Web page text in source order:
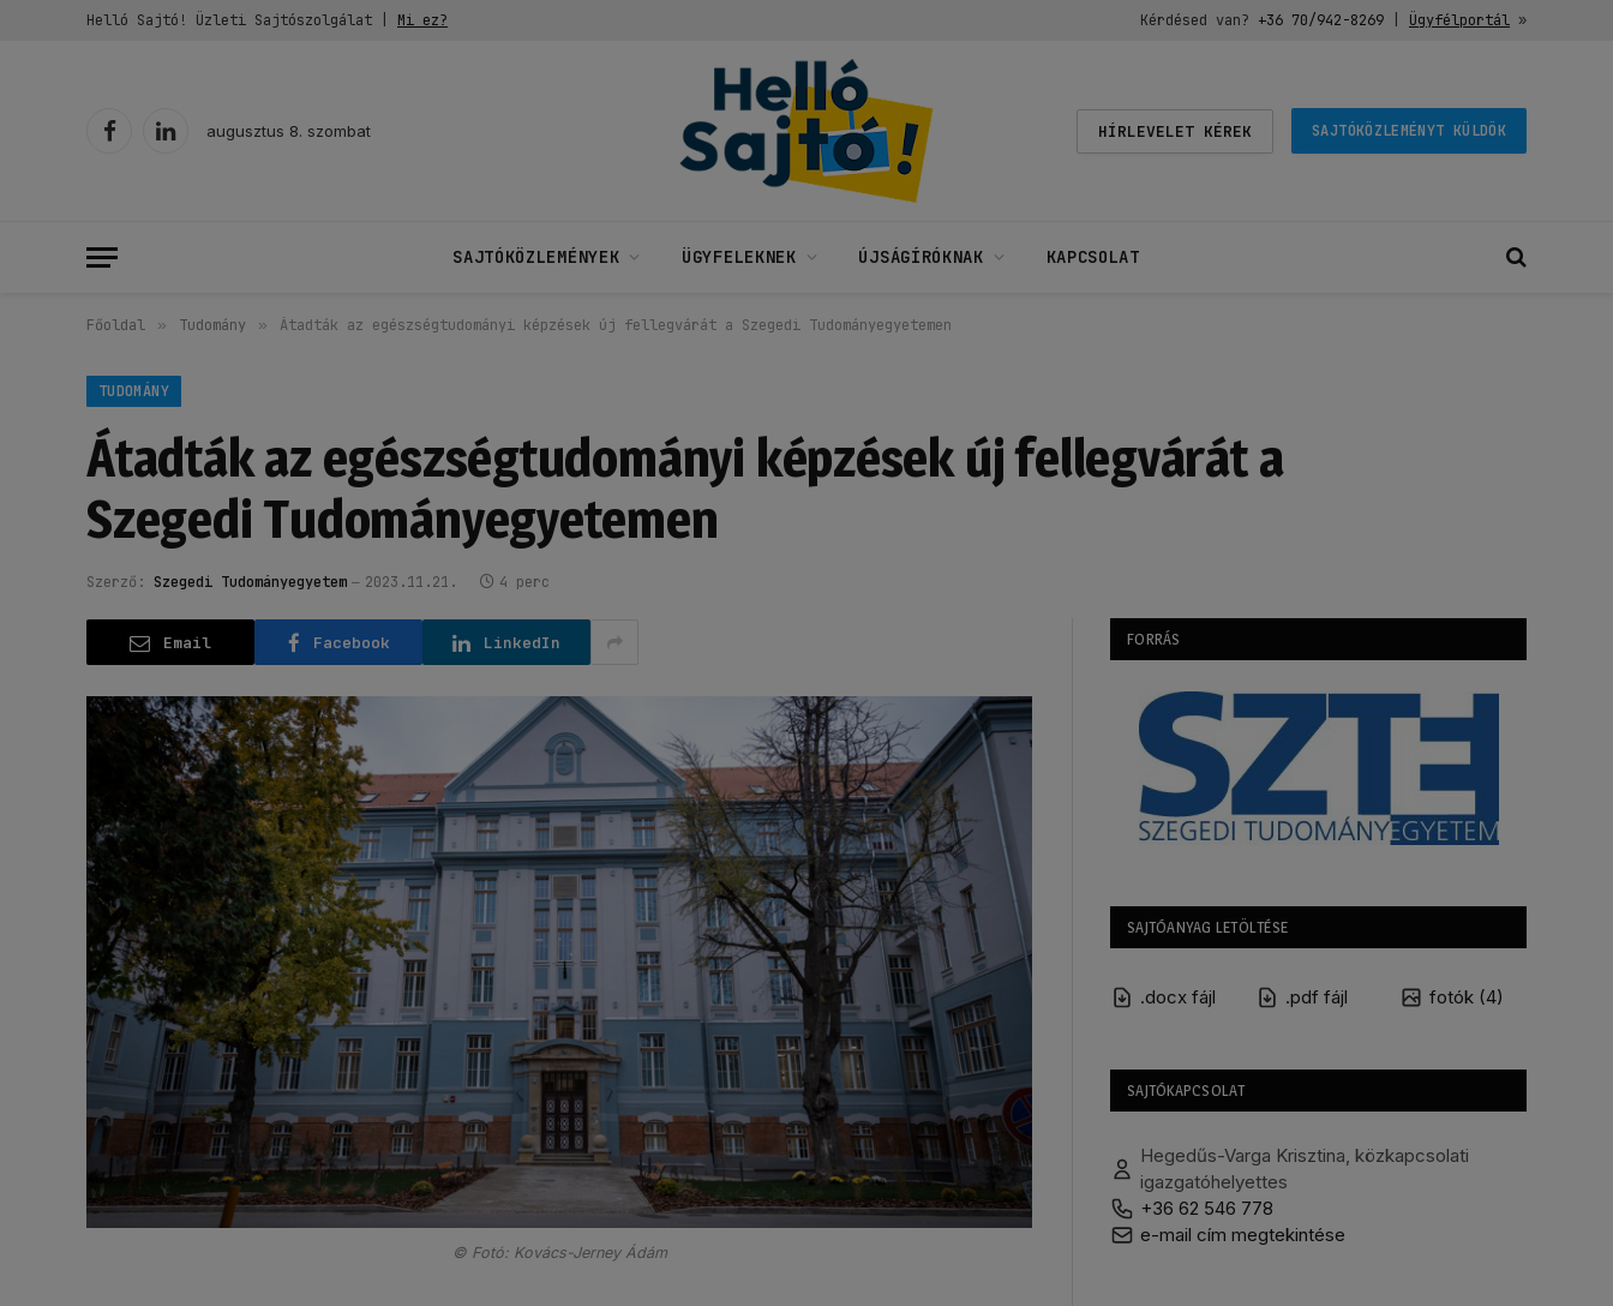
Helló Sajtó! Üzleti Sajtószolgálat | Mi ez? Kérdésed van? +36 70/942-8269| Ügyfélportál»
FacebookLinkedIn
augusztus 8. szombat HÍRLEVELET KÉREK SAJTÓKÖZLEMÉNYT KÜLDÖK
SAJTÓKÖZLEMÉNYEK ÜGYFELEKNEK ÚJSÁGÍRÓKNAK KAPCSOLAT
Főoldal » Tudomány » Átadták az egészségtudományi képzések új fellegvárát a Szegedi Tudományegyetemen
TUDOMÁNY
Átadták az egészségtudományi képzések új fellegvárát a
Szegedi Tudományegyetemen
Szerző: Szegedi Tudományegyetem 2023.11.21. 4 perc
Email Facebook LinkedIn
© Fotó: Kovács-Jerney Ádám
FORRÁS
SAJTÓANYAG LETÖLTÉSE
.docx fájl .pdf fájl fotók (4)
SAJTÓKAPCSOLAT
Hegedűs-Varga Krisztina, közkapcsolati
igazgatóhelyettes
+36 62 546 778
e-mail cím megtekintése